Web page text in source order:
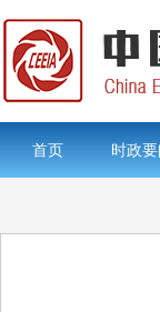
首页 时政